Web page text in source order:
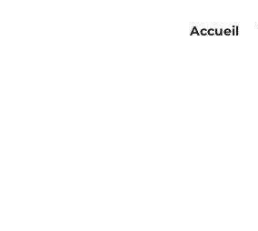
Accueil